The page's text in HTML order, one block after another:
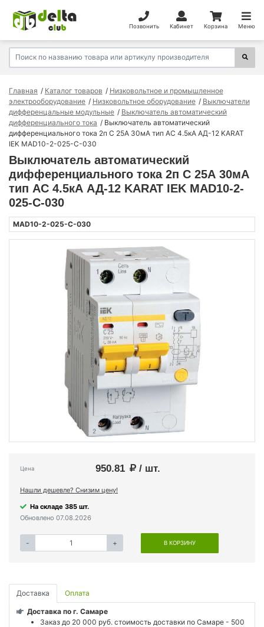
Позвонить Кабинет Корзина Меню
Главная Каталог товаров
Низковольтное и промышленное
электрооборудование
Низковольтное оборудование
Выключатели
дифференцальные модульные
Выключатель автоматический
дифференциального тока
Выключатель автоматический
дифференциального тока 2п C 25А 30мА тип AC 4.5кА АД-12 KARAT
IEK MAD10-2-025-C-030
Выключатель автоматический
дифференциального тока 2п C 25А 30мА
тип AC 4.5кА АД-12 KARAT IEK MAD10-2-
025-C-030
MAD10-2-025-C-030
Цена 950.81 / шт.
Нашли дешевле? Снизим цену!
На складе 385 шт.
Обновлено 07.08.2026
- + В КОРЗИНУ
Доставка Оплата
Доставка по г. Самаре
Заказ до 20 000 руб. стоимость доставки по Самаре - 500